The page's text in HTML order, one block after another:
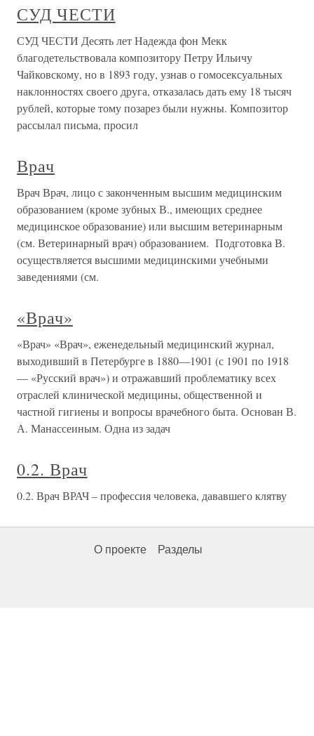
СУД ЧЕСТИ
СУД ЧЕСТИ Десять лет Надежда фон Мекк
благодетельствовала композитору Петру Ильичу
Чайковскому, но в 1893 году, узнав о гомосексуальных
наклонностях своего друга, отказалась дать ему 18 тысяч
рублей, которые тому позарез были нужны. Композитор
рассылал письма, просил
Врач
Врач Врач, лицо с законченным высшим медицинским
образованием (кроме зубных В., имеющих среднее
медицинское образование) или высшим ветеринарным
(см. Ветеринарный врач) образованием. Подготовка В.
осуществляется высшими медицинскими учебными
заведениями (см.
«Врач»
«Врач» «Врач», еженедельный медицинский журнал,
выходивший в Петербурге в 1880—1901 (с 1901 по 1918
— «Русский врач») и отражавший проблематику всех
отраслей клинической медицины, общественной и
частной гигиены и вопросы врачебного быта. Основан В.
А. Манассеиным. Одна из задач
0.2. Врач
0.2. Врач ВРАЧ – профессия человека, дававшего клятву
О проекте Разделы